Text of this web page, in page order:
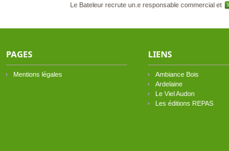
Le Bateleur recrute un.e responsable commercial et
PAGES
Mentions légales
LIENS
Ambiance Bois
Ardelaine
Le Viel Audon
Les éditions REPAS